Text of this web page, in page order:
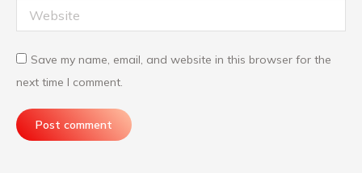
Website
Save my name, email, and website in this browser for the
next time I comment.
Post comment